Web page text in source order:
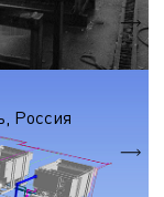
Россия
- 3770 м.